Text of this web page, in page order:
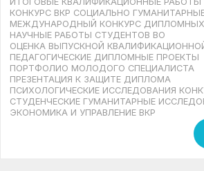
КОНКУРС ВКР СОЦИАЛЬНО
МЕЖДУНАРОДНЫЙ КОНКУРС ДИПЛОМНЫХ
НАУЧНЫЕ РАБОТЫ СТУДЕНТОВ ВО
ОЦЕНКА ВЫПУСКНОЙ
ПЕДАГОГИЧЕСКИЕ ДИПЛОМНЫЕ ПРОЕКТЫ
ПОРТФОЛИО МОЛОДОГО СПЕЦИАЛИСТА
ПРЕЗЕНТАЦИЯ К ЗАЩИТЕ ДИПЛОМА
ПСИХОЛОГИЧЕСКИЕ ИССЛЕДОВАНИЯ
СТУДЕНЧЕСКИЕ ГУМАНИТАРНЫЕ
ЭКОНОМИКА И УПРАВЛЕНИЕ ВКР